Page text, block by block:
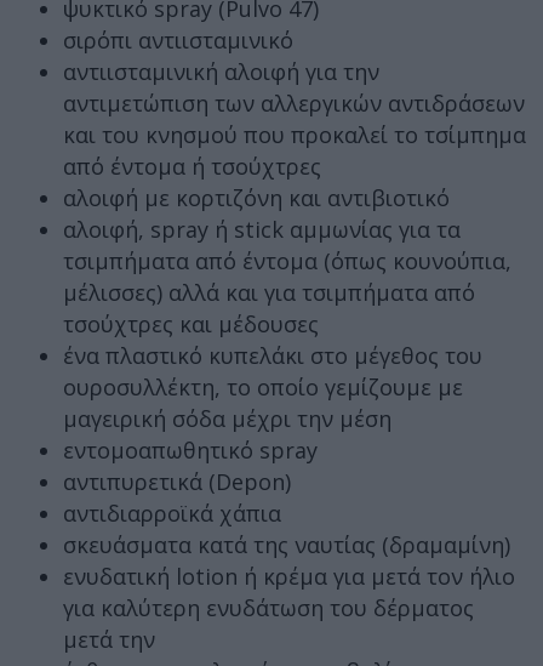
ψυκτικό spray (Pulvo 47)
σιρόπι αντιισταμινικό
αντιισταμινική αλοιφή για την
αντιμετώπιση των αλλεργικών αντιδράσεων
και του κνησμού που προκαλεί το τσίμπημα
από έντομα ή τσούχτρες
αλοιφή με κορτιζόνη και αντιβιοτικό
αλοιφή, spray ή stick αμμωνίας για τα
τσιμπήματα από έντομα (όπως κουνούπια,
μέλισσες) αλλά και για τσιμπήματα από
τσούχτρες και μέδουσες
ένα πλαστικό κυπελάκι στο μέγεθος του
ουροσυλλέκτη, το οποίο γεμίζουμε με
μαγειρική σόδα μέχρι την μέση
εντομοαπωθητικό spray
αντιπυρετικά (Depon)
αντιδιαρροϊκά χάπια
σκευάσματα κατά της ναυτίας (δραμαμίνη)
ενυδατική lotion ή κρέμα για μετά τον ήλιο
για καλύτερη ενυδάτωση του δέρματος
μετά την